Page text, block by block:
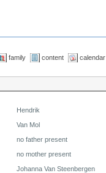
family content calendar
Hendrik
Van Mol
no father present
no mother present
Johanna Van Steenbergen